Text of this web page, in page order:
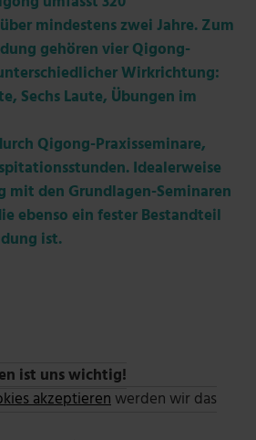
mindestens zwei Jahre. Zum
gehören vier Qigong-
Wirkrichtung:
Sechs Laute, Übungen im
Qigong-Praxisseminare,
Idealerweise
mit den Grundlagen-Seminaren
ebenso ein fester Bestandteil
ist.
ist uns wichtig!
akzeptierenwerden wir das